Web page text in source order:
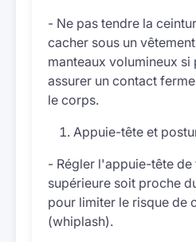
- Ne pas tendre la
cacher sous un
manteaux volumineux
assurer un contact
le corps.
Appuie-tête et
- Régler l'appuie-tête
supérieure soit proche
pour limiter le risque de
(whiplash).